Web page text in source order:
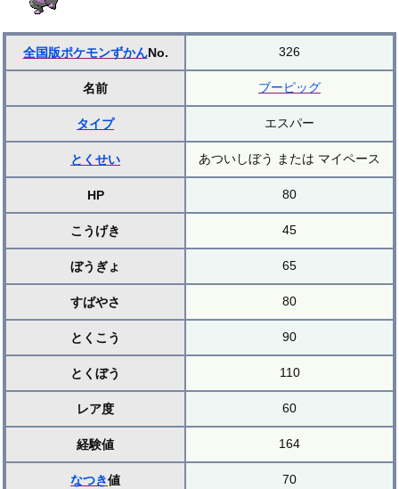
全国版ポケモンずかんNo. 326
名前 ブーピッグ
タイプ エスパー
とくせい あついしぼう または マイペース
HP 80
こうげき 45
ぼうぎょ 65
すばやさ 80
とくこう 90
とくぼう 110
レア度 60
経験値 164
なつき値 70